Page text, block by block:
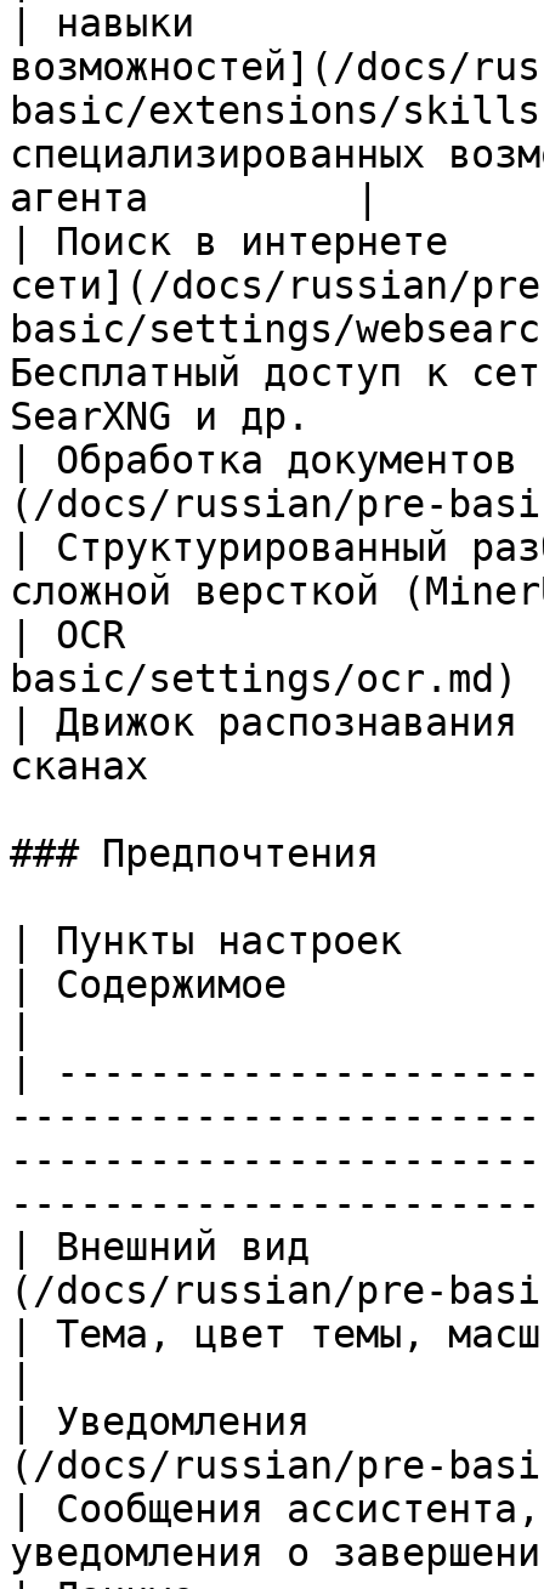
| навыки               |
возможностей](/docs/
basic/extensions/
специализированных
агента         |
| Поиск в интернете
сети](/docs/russian/
basic/settings/
Бесплатный доступ к
SearXNG и др.
| Обработка
(/docs/russian/pre-
| Структурированный
сложной версткой
| OCR                  |
basic/settings/ocr.md)
| Движок
сканах
### Предпочтения
| Пункты настроек
| Содержимое
|
| Внешний вид
(/docs/russian/pre-
| Тема, цвет темы,
| Уведомления
(/docs/russian/pre-
| Сообщения
уведомления о